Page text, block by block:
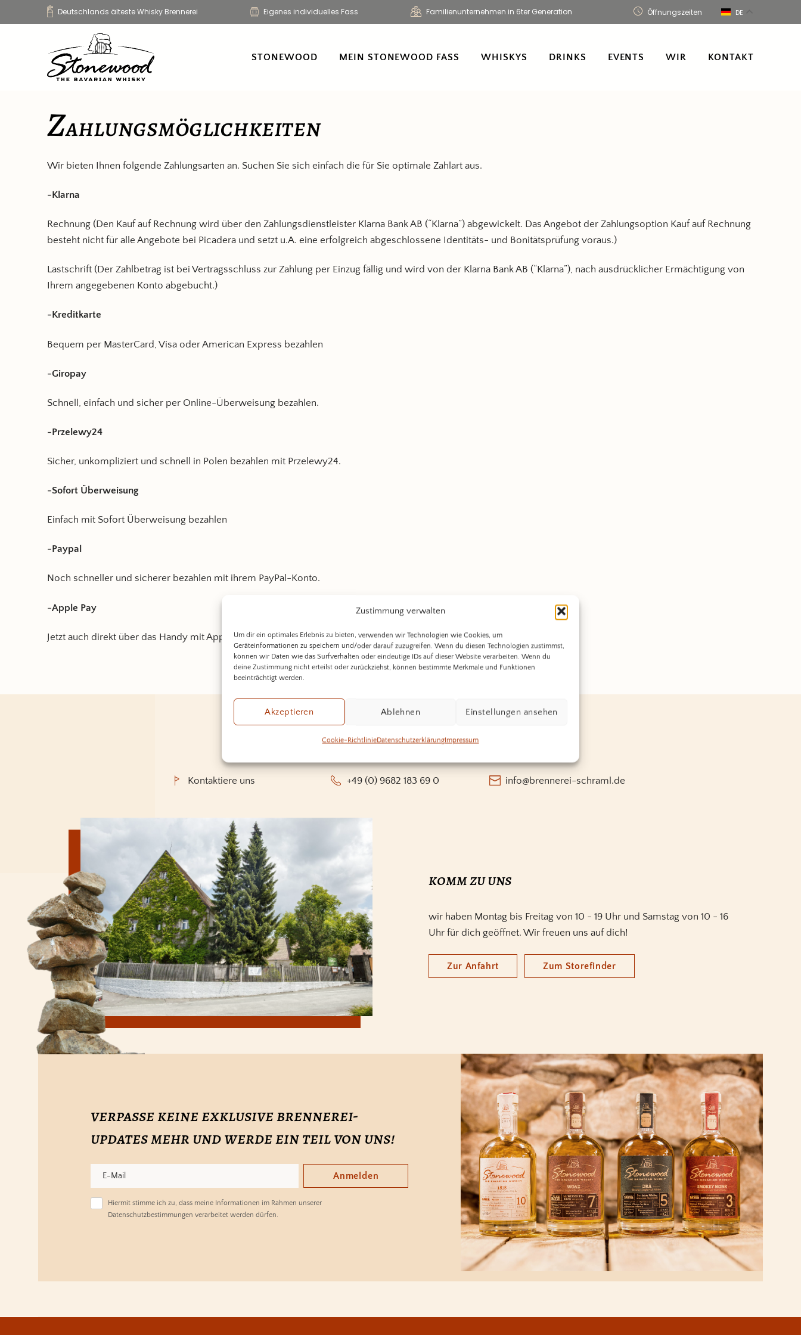
Zustimmung verwalten
Um dir ein optimales Erlebnis zu bieten, verwenden wir Technologien wie Cookies, um
Geräteinformationen zu speichern und/oder darauf zuzugreifen. Wenn du diesen Technologien zustimmst,
können wir Daten wie das Surfverhalten oder eindeutige IDs auf dieser Website verarbeiten. Wenn du
deine Zustimmung nicht erteilst oder zurückziehst, können bestimmte Merkmale und Funktionen
beeinträchtigt werden.
Akzeptieren Ablehnen Einstellungen ansehen
Cookie-RichtlinieDatenschutzerklärungImpressum
Inhalt
Deutschlands älteste Whisky Brennerei Eigenes individuelles Fass Familienunternehmen in 6ter Generation Öffnungszeiten DE
STONEWOOD MEIN STONEWOOD FASS WHISKYS DRINKS EVENTS WIR KONTAKT
Zahlungsmöglichkeiten
Wir bieten Ihnen folgende Zahlungsarten an. Suchen Sie sich einfach die für Sie optimale Zahlart aus.
-Klarna
Rechnung (Den Kauf auf Rechnung wird über den Zahlungsdienstleister Klarna Bank AB (“Klarna”) abgewickelt. Das Angebot der Zahlungsoption Kauf auf Rechnung
besteht nicht für alle Angebote bei Picadera und setzt u.A. eine erfolgreich abgeschlossene Identitäts- und Bonitätsprüfung voraus.)
Lastschrift (Der Zahlbetrag ist bei Vertragsschluss zur Zahlung per Einzug fällig und wird von der Klarna Bank AB (“Klarna”), nach ausdrücklicher Ermächtigung von
Ihrem angegebenen Konto abgebucht.)
-Kreditkarte
Bequem per MasterCard, Visa oder American Express bezahlen
-Giropay
Schnell, einfach und sicher per Online-Überweisung bezahlen.
-Przelewy24
Sicher, unkompliziert und schnell in Polen bezahlen mit Przelewy24.
-Sofort Überweisung
Einfach mit Sofort Überweisung bezahlen
-Paypal
Noch schneller und sicherer bezahlen mit ihrem PayPal-Konto.
-Apple Pay
Jetzt auch direkt über das Handy mit Apple Pay bezahlen
kontaktiere uns
Kontaktiere uns +49 (0) 9682 183 69 0 info@brennerei-schraml.de
komm zu uns
wir haben Montag bis Freitag von 10 - 19 Uhr und Samstag von 10 - 16
Uhr für dich geöffnet. Wir freuen uns auf dich!
Zur Anfahrt Zum Storefinder
verpasse keine exklusive brennerei-
updates mehr und werde ein teil von uns!
Hiermit stimme ich zu, dass meine Informationen im Rahmen unserer
Datenschutzbestimmungen verarbeitet werden dürfen.
Anmelden